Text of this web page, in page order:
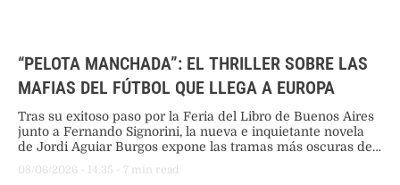
“PELOTA MANCHADA”: EL THRILLER SOBRE LAS
MAFIAS DEL FÚTBOL QUE LLEGA A EUROPA
Tras su exitoso paso por la Feria del Libro de Buenos Aires
junto a Fernando Signorini, la nueva e inquietante novela
de Jordi Aguiar Burgos expone las tramas más oscuras del
Uruguay.
08/06/2026 - 14:35 - 7 min read